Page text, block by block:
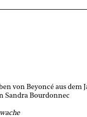
von Beyoncé aus dem
Sandra Bourdonnec